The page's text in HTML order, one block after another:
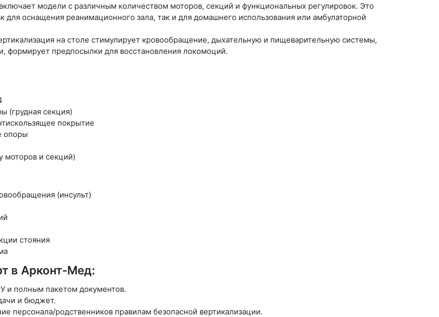
модели с различным количеством моторов, секций и функциональных регулировок. Это
для оснащения реанимационного зала, так и для домашнего использования или амбулаторной
на столе стимулирует кровообращение, дыхательную и пищеварительную системы,
формирует предпосылки для восстановления локомоций.
(грудная секция)
покрытие
опоры
моторов и секций)
(инсульт)
стояния
в Арконт-Мед:
и полным пакетом документов.
и бюджет.
персонала/родственников правилам безопасной вертикализации.